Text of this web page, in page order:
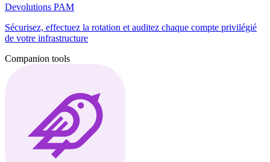
Devolutions PAM
Sécurisez, effectuez la rotation et auditez chaque compte privilégié
de votre infrastructure
Companion tools